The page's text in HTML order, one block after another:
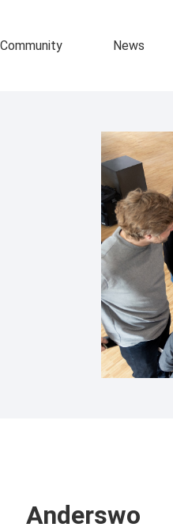
Community News
Anderswo